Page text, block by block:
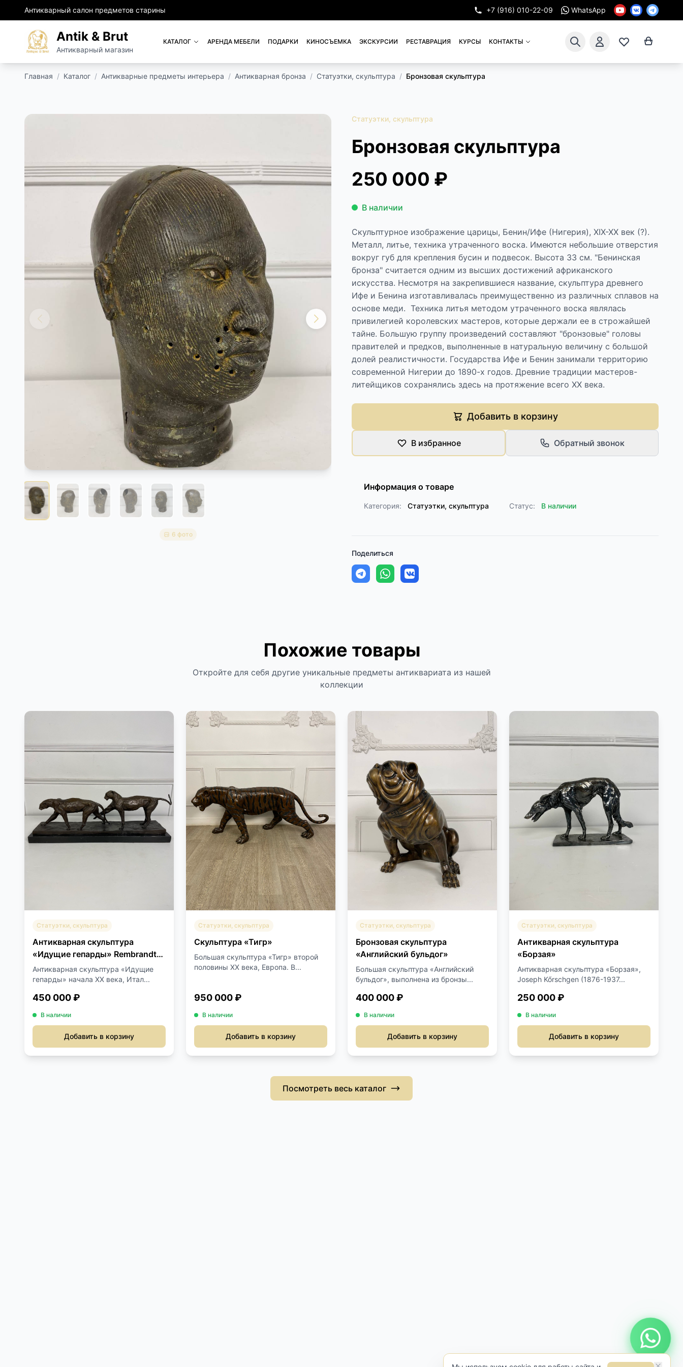
Антикварный салон предметов старины +7 (916) 010-22-09 WhatsApp
Antik & Brut
Антикварный магазин
КАТАЛОГ АРЕНДА МЕБЕЛИ ПОДАРКИ КИНОСЪЕМКА ЭКСКУРСИИ РЕСТАВРАЦИЯ КУРСЫ КОНТАКТЫ
Главная / Каталог / Антикварные предметы интерьера / Антикварная бронза / Статуэтки, скульптура / Бронзовая скульптура
6 фото
Статуэтки, скульптура
Бронзовая скульптура
250 000 ₽
В наличии
Скульптурное изображение царицы, Бенин/Ифе (Нигерия), ХIX-XX век (?).
Металл, литье, техника утраченного воска. Имеются небольшие отверстия
вокруг губ для крепления бусин и подвесок. Высота 33 см. "Бенинская
бронза" считается одним из высших достижений африканского
искусства. Несмотря на закрепившиеся название, скульптура древнего
Ифе и Бенина изготавливалась преимущественно из различных сплавов на
основе меди. Техника литья методом утраченного воска являлась
привилегией королевских мастеров, которые держали ее в строжайшей
тайне. Большую группу произведений составляют "бронзовые" головы
правителей и предков, выполненные в натуральную величину с большой
долей реалистичности. Государства Ифе и Бенин занимали территорию
современной Нигерии до 1890-х годов. Древние традиции мастеров-
литейщиков сохранялись здесь на протяжение всего ХХ века.
Добавить в корзину
В избранное Обратный звонок
Информация о товаре
Категория: Статуэтки, скульптура Статус: В наличии
Поделиться
Похожие товары
Откройте для себя другие уникальные предметы антиквариата из нашей
коллекции
Статуэтки, скульптура
Антикварная скульптура
«Идущие гепарды» Rembrandt
Bugatti
Антикварная скульптура «Идущие
гепарды» начала XX века, Итал...
450 000 ₽
В наличии
Добавить в корзину
Статуэтки, скульптура
Скульптура «Тигр»
Большая скульптура «Тигр» второй
половины XX века, Европа. В...
950 000 ₽
В наличии
Добавить в корзину
Статуэтки, скульптура
Бронзовая скульптура
«Английский бульдог»
Большая скульптура «Английский
бульдог», выполнена из бронзы...
400 000 ₽
В наличии
Добавить в корзину
Статуэтки, скульптура
Антикварная скульптура
«Борзая»
Антикварная скульптура «Борзая»,
Joseph Kőrschgen (1876-1937...
250 000 ₽
В наличии
Добавить в корзину
Посмотреть весь каталог